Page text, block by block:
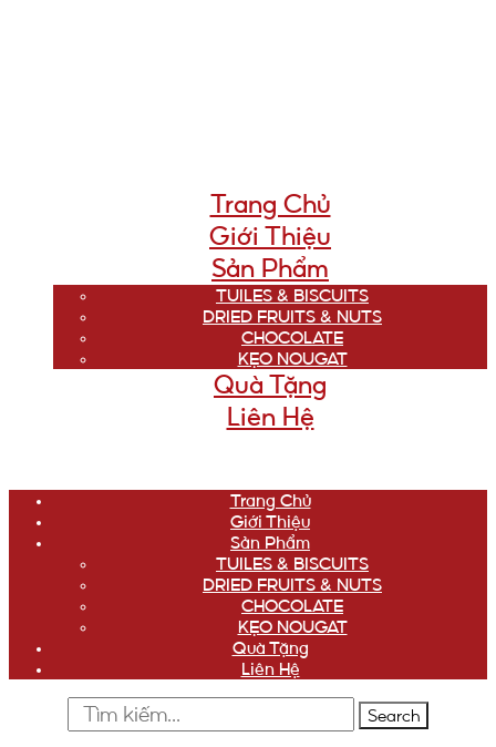
Trang Chủ
Giới Thiệu
Sản Phẩm
TUILES & BISCUITS
DRIED FRUITS & NUTS
CHOCOLATE
KẸO NOUGAT
Quà Tặng
Liên Hệ
Trang Chủ
Giới Thiệu
Sản Phẩm
TUILES & BISCUITS
DRIED FRUITS & NUTS
CHOCOLATE
KẸO NOUGAT
Quà Tặng
Liên Hệ
Search